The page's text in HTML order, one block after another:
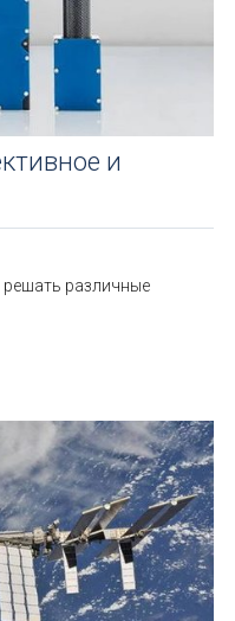
и
различные